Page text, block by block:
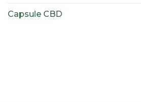
Capsule CBD